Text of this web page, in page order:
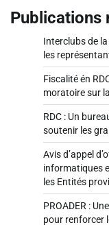
Publications
Interclubs de
les
Fiscalité én
moratoire sur
RDC : Un
soutenir les
Avis d’appel
informatiques
les Entités
PROADER :
pour renforcer